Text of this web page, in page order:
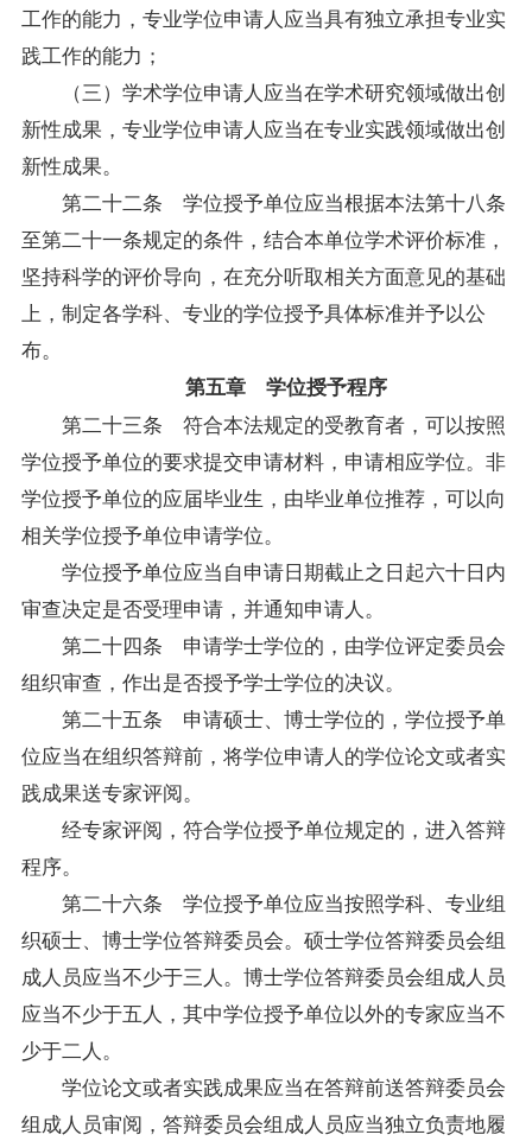
工作的能力，专业学位申请人应当具有独立承担专业实
践工作的能力；
（三）学术学位申请人应当在学术研究领域做出创
新性成果，专业学位申请人应当在专业实践领域做出创
新性成果。
第二十二条 学位授予单位应当根据本法第十八条
至第二十一条规定的条件，结合本单位学术评价标准，
坚持科学的评价导向，在充分听取相关方面意见的基础
上，制定各学科、专业的学位授予具体标准并予以公
布。
第五章 学位授予程序
第二十三条 符合本法规定的受教育者，可以按照
学位授予单位的要求提交申请材料，申请相应学位。非
学位授予单位的应届毕业生 ，由毕业单位推荐，可以向
相关学位授予单位申请学位。
学位授予单位应当自申请日期截止之日起六十日内
审查决定是否受理申请，并通知申请人。
第二十四条 申请学士学位的，由学位评定委员会
组织审查，作出是否授予学士学位的决议。
第二十五条 申请硕士、博士学位的，学位授予单
位应当在组织答辩前，将学位申请人的学位论文或者实
践成果送专家评阅。
经专家评阅，符合学位授予单位规定的，进入答辩
程序。
第二十六条 学位授予单位应当按照学科、专业组
织硕士、博士学位答辩委员会。硕士学位答辩委员会组
成人员应当不少于三人。博士学位答辩委员会组成人员
应当不少于五人，其中学位授予单位以外的专家应当不
少于二人。
学位论文或者实践成果应当在答辩前送答辩委员会
组成人员审阅，答辩委员会组成人员应当独立负责地履